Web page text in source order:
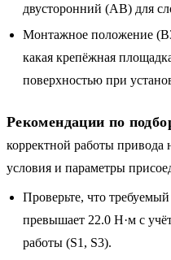
двусторонний (AB) для
Монтажное положение
какая крепёжная
поверхностью при
Рекомендации по
корректной работы
условия и параметры
Проверьте, что
превышает 22.0 Н·м с
работы (S1, S3).